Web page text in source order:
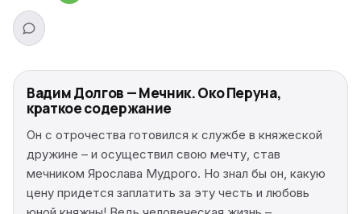
Вадим Долгов — Мечник. Око Перуна,
краткое содержание
Он с отрочества готовился к службе в княжеской
дружине – и осуществил свою мечту, став
мечником Ярослава Мудрого. Но знал бы он, какую
цену придется заплатить за эту честь и любовь